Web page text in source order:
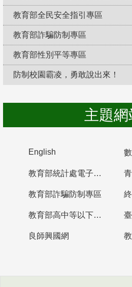
教育部全民安全指引專區
教育部詐騙防制專區
教育部性別平等專區
防制校園霸凌，勇敢說出來！
主題網
English
教育部統計處電子書櫃
教育部詐騙防制專區
教育部高中等以下學校及幼兒園教師資格檢定考試
良師興國網